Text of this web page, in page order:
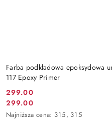
Farba podkładowa epoksydowa
117 Epoxy Primer
Cena
promocyjna:
299.00
Cena
promocyjna:
299.00
Najniższa
Najniższa cena: 315, 315